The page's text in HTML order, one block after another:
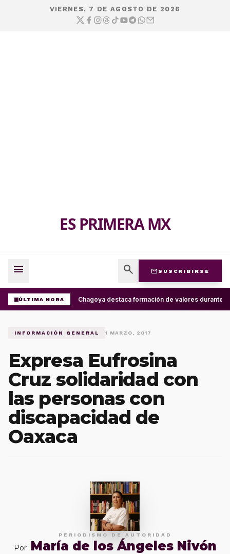
VIERNES, 7 DE AGOSTO DE 2026
ES PRIMERA MX
menu search mail SUSCRIBIRSE
ÚLTIMA HORA Ray Chagoya destaca formación de valores durante
INFORMACIÓN GENERAL 1 MARZO, 2017
Expresa Eufrosina
Cruz solidaridad con
las personas con
discapacidad de
Oaxaca
PERIODISMO DE AUTORIDAD
Por María de los Ángeles Nivón